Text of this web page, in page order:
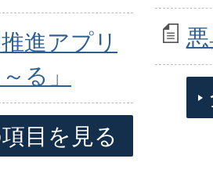
進アプリ
る」
目を見る